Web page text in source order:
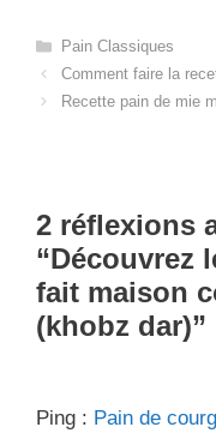
Catégories
Pain Classiques
Comment faire la
Recette pain de mie
2 réflexions
“Découvrez
fait maison
(khobz dar)”
Ping : Pain de